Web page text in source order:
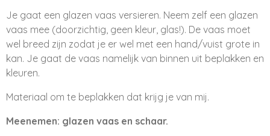
Je gaat een glazen vaas versieren. Neem zelf een glazen
vaas mee (doorzichtig, geen kleur, glas!). De vaas moet
wel breed zijn zodat je er wel met een hand/vuist grote in
kan. Je gaat de vaas namelijk van binnen uit beplakken en
kleuren.
Materiaal om te beplakken dat krijg je van mij.
Meenemen: glazen vaas en schaar.